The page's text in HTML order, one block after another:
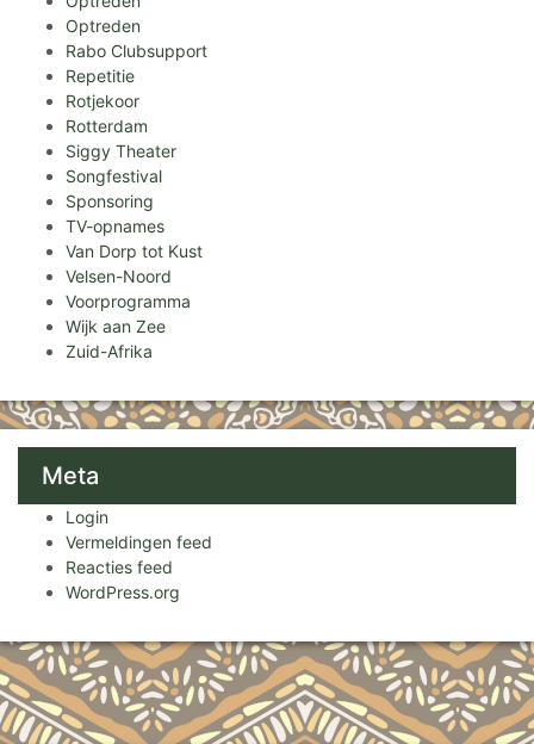
Optreden
Rabo Clubsupport
Repetitie
Rotjekoor
Rotterdam
Siggy Theater
Songfestival
Sponsoring
TV-opnames
Van Dorp tot Kust
Velsen-Noord
Voorprogramma
Wijk aan Zee
Zuid-Afrika
Meta
Login
Vermeldingen feed
Reacties feed
WordPress.org